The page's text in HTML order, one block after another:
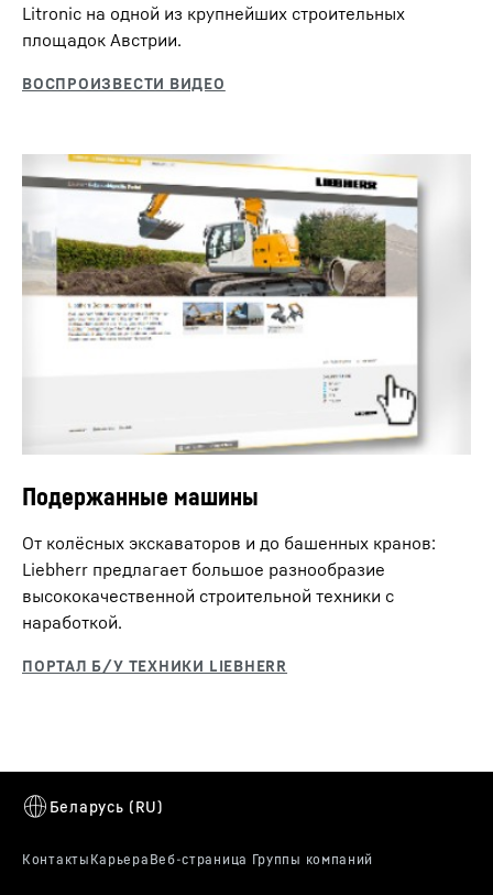
Litronic на одной из крупнейших строительных
площадок Австрии.
Подержанные машины
От колёсных экскаваторов и до башенных кранов:
Liebherr предлагает большое разнообразие
высококачественной строительной техники с
наработкой.